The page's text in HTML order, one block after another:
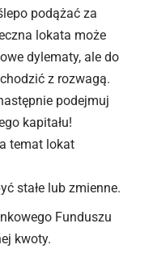
podążać za
lokata może
dylematy, ale do
z rozwagą.
podejmuj
kapitału!
temat lokat
stałe lub zmienne.
Funduszu
kwoty.